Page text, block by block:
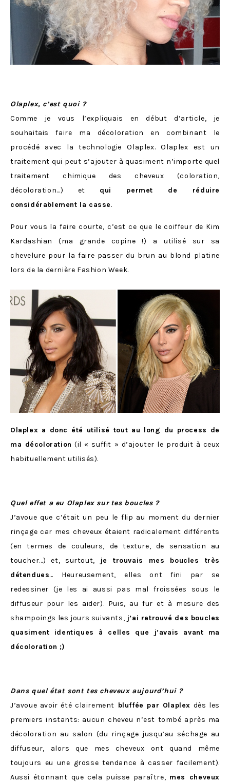
Olaplex, c’est quoi ?
Comme je vous l’expliquais en début d’article, je
souhaitais faire ma décoloration en combinant le
procédé avec la technologie Olaplex. Olaplex est un
traitement qui peut s’ajouter à quasiment n’importe quel
traitement chimique des cheveux (coloration,
décoloration…) et qui permet de réduire
considérablement la casse.
Pour vous la faire courte, c’est ce que le coiffeur de Kim
Kardashian (ma grande copine !) a utilisé sur sa
chevelure pour la faire passer du brun au blond platine
lors de la dernière Fashion Week.
Olaplex a donc été utilisé tout au long du process de
ma décoloration (il « suffit » d’ajouter le produit à ceux
habituellement utilisés).
Quel effet a eu Olaplex sur tes boucles ?
J’avoue que c’était un peu le flip au moment du dernier
rinçage car mes cheveux étaient radicalement différents
(en termes de couleurs, de texture, de sensation au
toucher…) et, surtout,
je trouvais mes boucles très
détendues… Heureusement, elles ont fini par se
redessiner (je les ai aussi pas mal froissées sous le
diffuseur pour les aider). Puis, au fur et à mesure des
shampoings les jours suivants, j’ai retrouvé des boucles
quasiment identiques à celles que j’avais avant ma
décoloration ;)
Dans quel état sont tes cheveux aujourd’hui ?
J’avoue avoir été clairement bluffée par Olaplex dès les
premiers instants: aucun cheveu n’est tombé après ma
décoloration au salon (du rinçage jusqu’au séchage au
diffuseur, alors que mes cheveux ont quand même
toujours eu une grosse tendance à casser facilement).
Aussi étonnant que cela puisse paraître, mes cheveux